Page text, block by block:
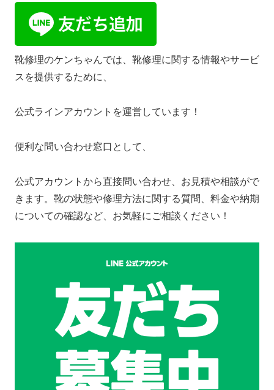
靴修理のケンちゃんでは、靴修理に関する情報やサービ
スを提供するために、
公式ラインアカウントを運営しています！
便利な問い合わせ窓口として、
公式アカウントから直接問い合わせ、お見積や相談がで
きます。靴の状態や修理方法に関する質問、料金や納期
についての確認など、お気軽にご相談ください！